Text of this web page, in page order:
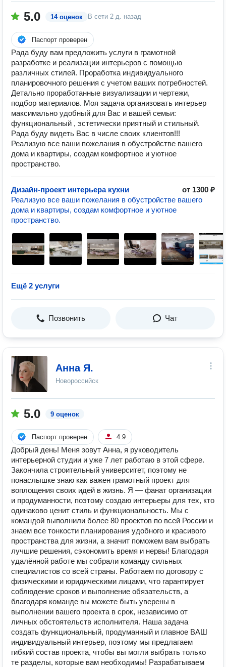
5.0 14 оценок В сети 2 д. назад
Паспорт проверен
Рада буду вам предложить услуги в грамотной
разработке и реализации интерьеров с помощью
различных стилей. Проработка индивидуального
планировочного решения с учетом ваших потребностей.
Детально проработанные визуализации и чертежи,
подбор материалов. Моя задача организовать интерьер
максимально удобный для Вас и вашей семьи:
функциональный , эстетически приятный и стильный.
Рада буду видеть Вас в числе своих клиентов!!!
Реализую все ваши пожелания в обустройстве вашего
дома и квартиры, создам комфортное и уютное
пространство.
Дизайн-проект интерьера кухни
от 1300 ₽
Реализую все ваши пожелания в обустройстве вашего
дома и квартиры, создам комфортное и уютное
пространство.
Ещё 2 услуги
Позвонить Чат
Анна Я.
Новороссийск
5.0 9 оценок
Паспорт проверен 4.9
Добрый день! Меня зовут Анна, я руководитель
интерьерной студии и уже 7 лет работаю в этой сфере.
Закончила строительный университет, поэтому не
понаслышке знаю как важен грамотный проект для
воплощения своих идей в жизнь. Я — фанат организации
и продуманности, поэтому создаю интерьеры для тех, кто
одинаково ценит стиль и функциональность. Мы с
командой выполнили более 80 проектов по всей России и
знаем все тонкости планирования удобного и красивого
пространства для жизни, а значит поможем вам выбрать
лучшие решения, сэкономить время и нервы! Благодаря
удалённой работе мы собрали команду сильных
специалистов со всей страны. Работаем по договору с
физическими и юридическими лицами, что гарантирует
соблюдение сроков и выполнение обязательств, а
благодаря команде вы можете быть уверены в
выполнении вашего проекта в срок, независимо от
личных обстоятельств исполнителя. Наша задача
создать функциональный, продуманный и главное ВАШ
индивидуальный интерьер, поэтому мы предлагаем
гибкий состав проекта, чтобы вы могли выбрать только
те разделы, которые вам необходимы! Разрабатываем